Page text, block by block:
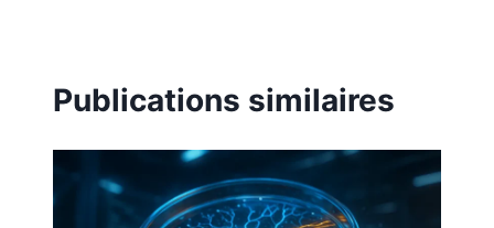
Publications similaires